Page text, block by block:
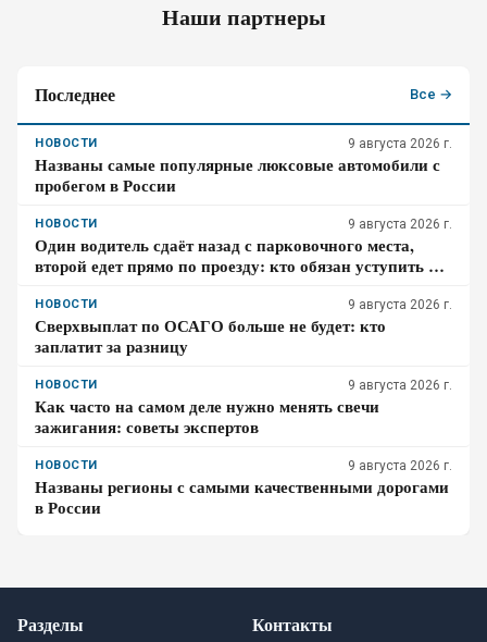
Наши партнеры
Последнее Все →
НОВОСТИ 9 августа 2026 г.
Названы самые популярные люксовые автомобили с
пробегом в России
НОВОСТИ 9 августа 2026 г.
Один водитель сдаёт назад с парковочного места,
второй едет прямо по проезду: кто обязан уступить по
НОВОСТИ 9 августа 2026 г.
Сверхвыплат по ОСАГО больше не будет: кто
заплатит за разницу
НОВОСТИ 9 августа 2026 г.
Как часто на самом деле нужно менять свечи
зажигания: советы экспертов
НОВОСТИ 9 августа 2026 г.
Названы регионы с самыми качественными дорогами
в России
Разделы Контакты